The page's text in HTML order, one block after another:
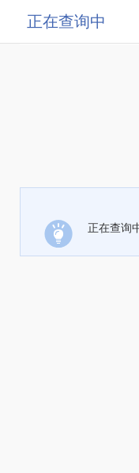
正在查询中
正在查询